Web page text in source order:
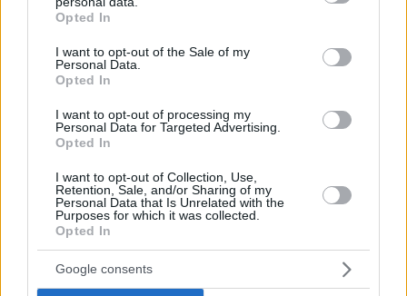
grant or deny consent to Google and its third-party tags to
use your data for below specified purposes in below Google
consent section.
Opted In
I want to opt-out of the Sale of my
Personal Data.
Opted In
I want to opt-out of processing my
Personal Data for Targeted Advertising.
Opted In
I want to opt-out of Collection, Use,
Retention, Sale, and/or Sharing of my
Personal Data that Is Unrelated with the
Purposes for which it was collected.
Opted In
Google consents
Θεραπείες Λέιζερ και Δερματολογίας- Αισθητικής
Επιπλέον, εφαρμόζεταιθεραπεία με όζον (MAH) για